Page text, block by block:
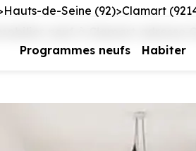
Programmes neufs Habiter
Hauts-de-Seine (92) Clamart
neuf à Clamart adresse